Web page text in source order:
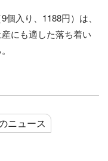
入り、1188円）は、
にも適した落ち着い
ニュース